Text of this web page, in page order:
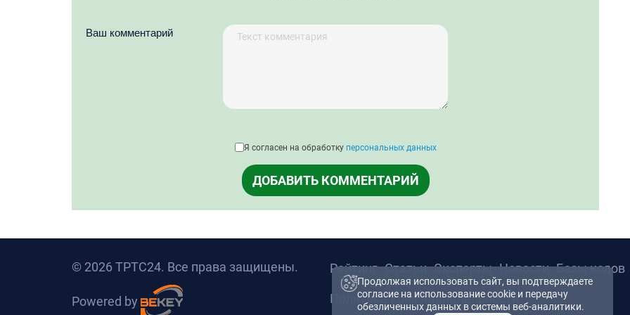
Ваш комментарий
Я согласен на обработку персональных данных
ДОБАВИТЬ КОММЕНТАРИЙ
© 2026 ТРТС24. Все права защищены.
Powered by
Рейтинг Статьи Эксперты Новости Базы кодов
Политика конфиденциальности
Продолжая использовать сайт, вы подтверждаете
согласие на использование cookie и передачу
обезличенных данных в системы веб-аналитики.